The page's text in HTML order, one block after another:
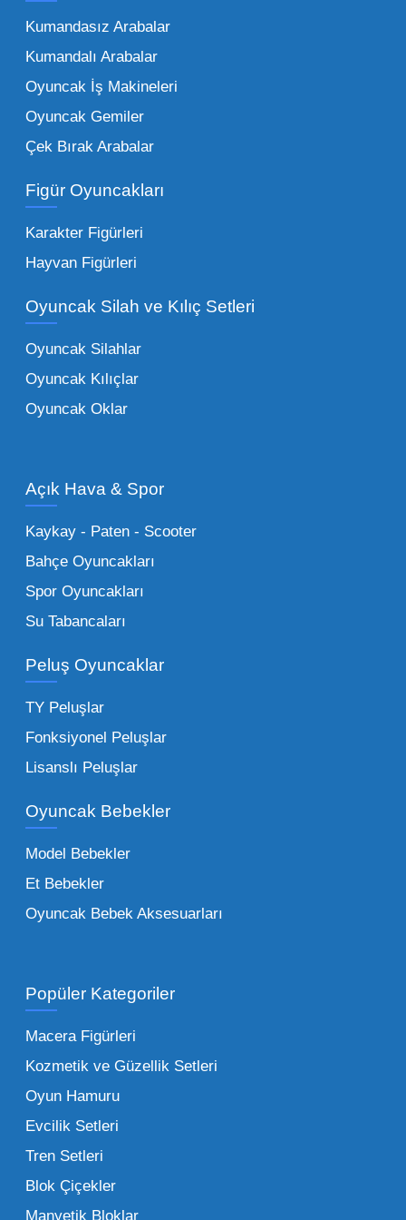
çeşitliliği ile doğru orantılıdır. İşte Mega
Oyuncak bünyesinde öne çıkan ve en çok
tercih edilen kategorilerimiz:
Peluş Oyuncaklar:
vazgeçilmezi olan yumuşak dokulu sevilen
seçeneklerimizi keşfederek koleksiyonunuza
en sevilen karakterleri ekleyebilirsiniz.
Eğitici Setler:
tarafından tercih edilentoptan eğitici
ebeveynlerin son yıllarda en çok satın aldığı
ürün grupları arasında yer almaktadır.
Oyuncak Araçlar:
stok imkanımızla sunulmaktadır.
Küçük Oyuncaklar:
sağlayan toptan küçük oyuncaklar, bakkallar,
Bu kategorideki küçük oyuncaklar toptan
alımlarda çok düşük maliyetlerle yüksek
adetli stok yapmanıza olanak tanır. Özellikle
sürpriz paketler ve figürler, çocukların
harçlıklarıyla kolayca alabildiği ürünlerdir.
Çocuk Oyuncakları Toptan Seçenekleri:
Bebeklik döneminden ergenliğe kadar geniş
toptan tedariği yaparken, piyasadaki en son
figürlerden geleneksel oyun setlerine kadar
her şeyi portföyümüzde bulabilirsiniz.
İşletmeler için toptan oyuncak satış ve alımı
şüphesiz ki birim maliyetin düşmesidir.
Oyuncak toptan kanalına geçildiğinde,
perakende satış fiyatı ile alış fiyatı arasındaki
makas açılır ve bu da ciddi kâr marjları elde
edilmesini sağlar. Toplu alımlarda uygulanan
dönemlerinde işletmenizin finansal olarak
Kumandasız Arabalar
Kumandalı Arabalar
Oyuncak İş Makineleri
Oyuncak Gemiler
Çek Bırak Arabalar
Figür Oyuncakları
Karakter Figürleri
Hayvan Figürleri
Oyuncak Silah ve Kılıç Setleri
Oyuncak Silahlar
Oyuncak Kılıçlar
Oyuncak Oklar
Açık Hava & Spor
Kaykay - Paten - Scooter
Bahçe Oyuncakları
Spor Oyuncakları
Su Tabancaları
Peluş Oyuncaklar
TY Peluşlar
Fonksiyonel Peluşlar
Lisanslı Peluşlar
Oyuncak Bebekler
Model Bebekler
Et Bebekler
Oyuncak Bebek Aksesuarları
Popüler Kategoriler
Macera Figürleri
Kozmetik ve Güzellik Setleri
Oyun Hamuru
Evcilik Setleri
Tren Setleri
Blok Çiçekler
Manyetik Bloklar